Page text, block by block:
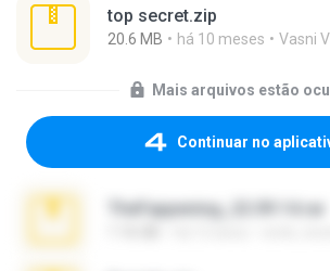
top secret.zip
20.6 MB há 10 meses Vasni
Mais arquivos estão
Continuar no
TheFappening_22.09.14.rar